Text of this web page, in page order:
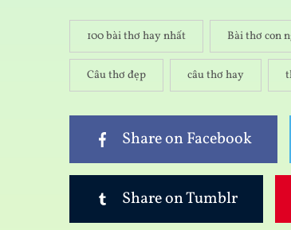
100 bài thơ hay nhất Bài thơ con
Câu thơ đẹp câu thơ hay
Share on Facebook
Share on Tumblr